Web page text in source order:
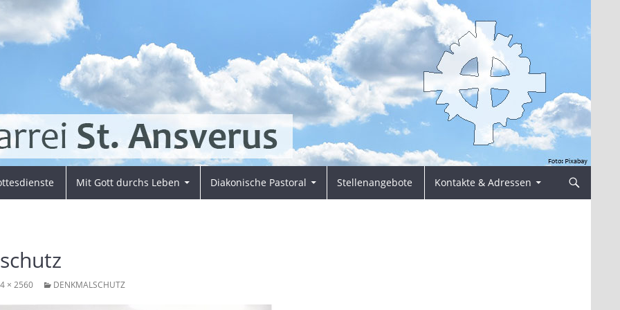
Mit Gott durchs Leben Diakonische Pastoral Stellenangebote Kontakte & Adressen
× 2560 DENKMALSCHUTZ